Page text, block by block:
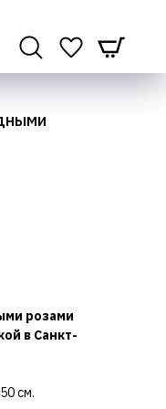
розами
в Санкт-
см.